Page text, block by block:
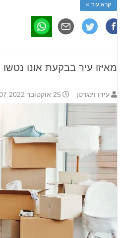
קרא עוד »
מאיזו עיר בבקעת אונו
עידו וינגרטן 25 אוקטובר 2022 13:07